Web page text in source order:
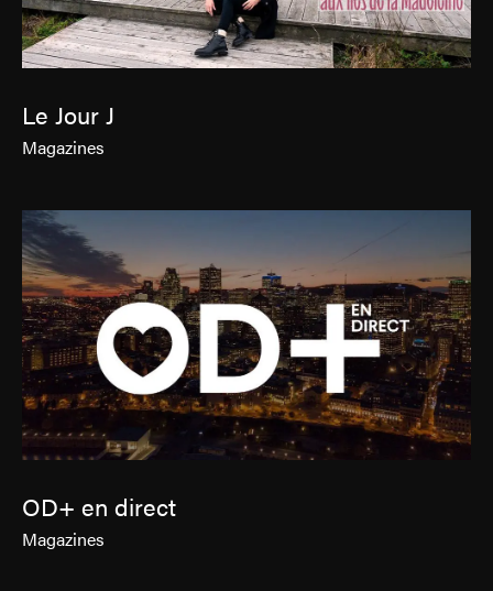
Le Jour J
Magazines
OD+ en direct
Magazines